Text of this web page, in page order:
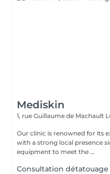
Mediskin
1, rue Guillaume de Machault
Our clinic is renowned for its
with a strong local presence
equipment to meet the ...
Consultation détatouage